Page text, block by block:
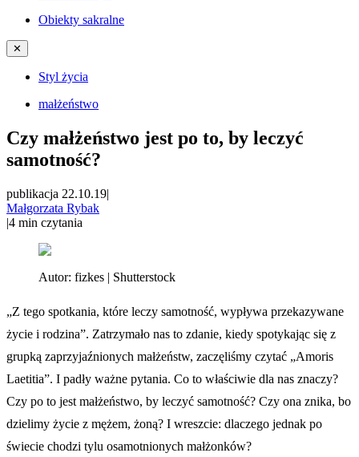
Obiekty sakralne
✕
Styl życia
małżeństwo
Czy małżeństwo jest po to, by leczyć
samotność?
publikacja 22.10.19|
Małgorzata Rybak
|4 min czytania
Autor: fizkes | Shutterstock
„Z tego spotkania, które leczy samotność, wypływa przekazywane
życie i rodzina”. Zatrzymało nas to zdanie, kiedy spotykając się z
grupką zaprzyjaźnionych małżeństw, zaczęliśmy czytać „Amoris
Laetitia”. I padły ważne pytania. Co to właściwie dla nas znaczy?
Czy po to jest małżeństwo, by leczyć samotność? Czy ona znika, bo
dzielimy życie z mężem, żoną? I wreszcie: dlaczego jednak po
świecie chodzi tylu osamotnionych małżonków?